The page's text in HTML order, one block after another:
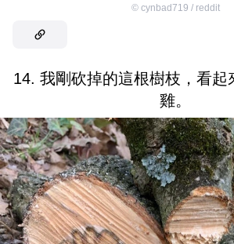
© cynbad719 / reddit
14. 我剛砍掉的這根樹枝，看起
雞。